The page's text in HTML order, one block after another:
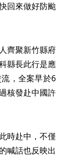
回來做好防颱
齊聚新竹縣府
縣長此行是應
，全案早於6
核發赴中國許
時赴中，不僅
喊話也反映出